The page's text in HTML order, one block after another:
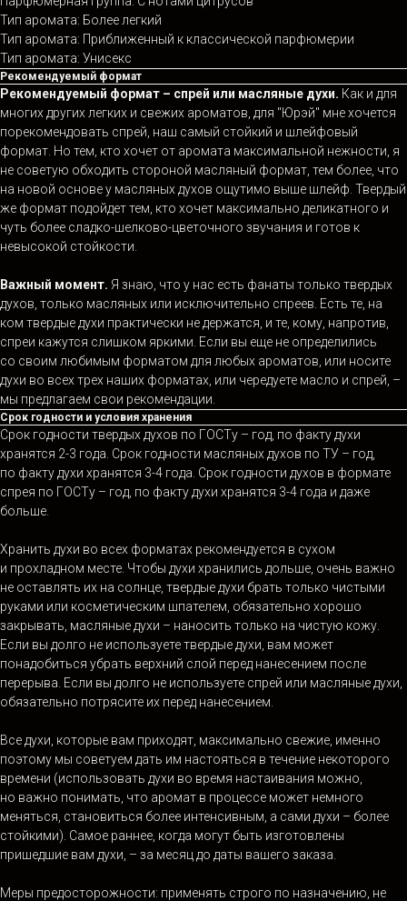
Тип аромата: Более легкий
Тип аромата: Приближенный к классической парфюмерии
Тип аромата: Унисекс
Рекомендуемый формат
Рекомендуемый формат – спрей или масляные духи. Как и для
многих других легких и свежих ароматов, для "Юрэй" мне хочется
порекомендовать спрей, наш самый стойкий и шлейфовый
формат. Но тем, кто хочет от аромата максимальной нежности, я
не советую обходить стороной масляный формат, тем более, что
на новой основе у масляных духов ощутимо выше шлейф. Твердый
же формат подойдет тем, кто хочет максимально деликатного и
чуть более сладко-шелково-цветочного звучания и готов к
невысокой стойкости.
Важный момент. Я знаю, что у нас есть фанаты только твердых
духов, только масляных или исключительно спреев. Есть те, на
ком твердые духи практически не держатся, и те, кому, напротив,
спреи кажутся слишком яркими. Если вы еще не определились
со своим любимым форматом для любых ароматов, или носите
духи во всех трех наших форматах, или чередуете масло и спрей, –
мы предлагаем свои рекомендации.
Срок годности и условия хранения
Срок годности твердых духов по ГОСТу – год, по факту духи
хранятся 2-3 года. Срок годности масляных духов по ТУ – год,
по факту духи хранятся 3-4 года. Срок годности духов в формате
спрея по ГОСТу – год, по факту духи хранятся 3-4 года и даже
больше.
Хранить духи во всех форматах рекомендуется в сухом
и прохладном месте. Чтобы духи хранились дольше, очень важно
не оставлять их на солнце, твердые духи брать только чистыми
руками или косметическим шпателем, обязательно хорошо
закрывать, масляные духи – наносить только на чистую кожу.
Если вы долго не используете твердые духи, вам может
понадобиться убрать верхний слой перед нанесением после
перерыва. Если вы долго не используете спрей или масляные духи,
обязательно потрясите их перед нанесением.
Все духи, которые вам приходят, максимально свежие, именно
поэтому мы советуем дать им настояться в течение некоторого
времени (использовать духи во время настаивания можно,
но важно понимать, что аромат в процессе может немного
меняться, становиться более интенсивным, а сами духи – более
стойкими). Самое раннее, когда могут быть изготовлены
пришедшие вам духи, – за месяц до даты вашего заказа.
Меры предосторожности: применять строго по назначению, не